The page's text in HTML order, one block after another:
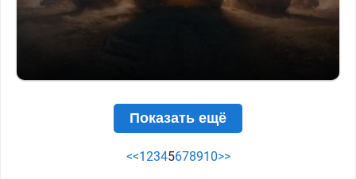
Показать ещё
<<12345678910>>